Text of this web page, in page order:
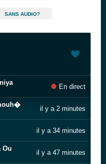
SANS AUDIO?
En direct
il y a 2 minutes
il y a 34 minutes
Ou
il y a 47 minutes